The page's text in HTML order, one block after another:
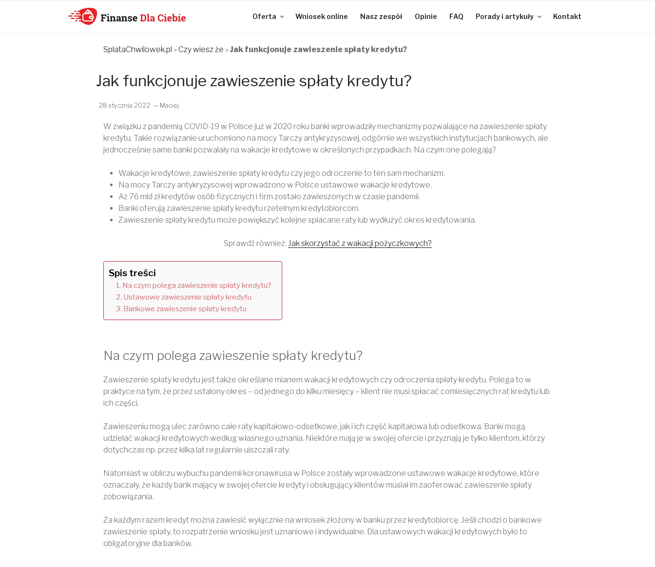
ONLINE –
FINANSE DLA
CIEBIE –
SPŁATA
CHWILÓWEK I
KONSOLIDACJA
CHWILÓWEK
Oferta Wniosek online Nasz zespół Opinie FAQ Porady i artykuły Kontakt
SplataChwilowek.pl » Czy wiesz że » Jak funkcjonuje zawieszenie spłaty kredytu?
Jak funkcjonuje zawieszenie spłaty kredytu?
28 stycznia 2022 — Maciej
W związku z pandemią COVID-19 w Polsce już w 2020 roku banki wprowadziły mechanizmy pozwalające na zawieszenie spłaty
kredytu. Takie rozwiązanie uruchomiono na mocy Tarczy antykryzysowej, odgórnie we wszystkich instytucjach bankowych, ale
jednocześnie same banki pozwalały na wakacje kredytowe w określonych przypadkach. Na czym one polegają?
Wakacje kredytowe, zawieszenie spłaty kredytu czy jego odroczenie to ten sam mechanizm.
Na mocy Tarczy antykryzysowej wprowadzono w Polsce ustawowe wakacje kredytowe.
Aż 76 mld zł kredytów osób fizycznych i firm zostało zawieszonych w czasie pandemii.
Banki oferują zawieszenie spłaty kredytu rzetelnym kredytobiorcom.
Zawieszenie spłaty kredytu może powiększyć kolejne spłacane raty lub wydłużyć okres kredytowania.
Sprawdź również: Jak skorzystać z wakacji pożyczkowych?
Spis treści
Na czym polega zawieszenie spłaty kredytu?
Ustawowe zawieszenie spłaty kredytu
Bankowe zawieszenie spłaty kredytu
Na czym polega zawieszenie spłaty kredytu?
Zawieszenie spłaty kredytu jest także określane mianem wakacji kredytowych czy odroczenia spłaty kredytu. Polega to w
praktyce na tym, że przez ustalony okres – od jednego do kilku miesięcy – klient nie musi spłacać comiesięcznych rat kredytu lub
ich części.
Zawieszeniu mogą ulec zarówno całe raty kapitałowo-odsetkowe, jak i ich część kapitałowa lub odsetkowa. Banki mogą
udzielać wakacji kredytowych według własnego uznania. Niektóre mają je w swojej ofercie i przyznają je tylko klientom, którzy
dotychczas np. przez kilka lat regularnie uiszczali raty.
Natomiast w obliczu wybuchu pandemii koronawirusa w Polsce zostały wprowadzone ustawowe wakacje kredytowe, które
oznaczały, że każdy bank mający w swojej ofercie kredyty i obsługujący klientów musiał im zaoferować zawieszenie spłaty
zobowiązania.
Za każdym razem kredyt można zawiesić wyłącznie na wniosek złożony w banku przez kredytobiorcę. Jeśli chodzi o bankowe
zawieszenie spłaty, to rozpatrzenie wniosku jest uznaniowe i indywidualne. Dla ustawowych wakacji kredytowych było to
obligatoryjne dla banków.